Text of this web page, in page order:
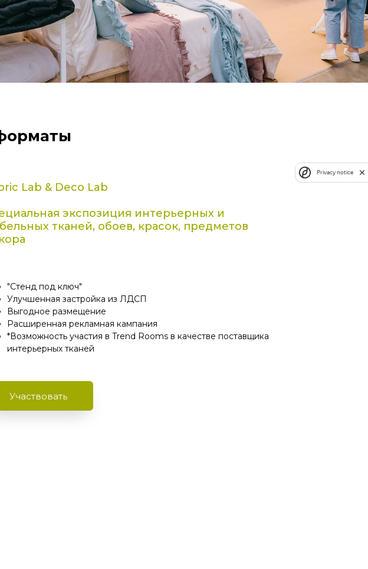
Lab & Deco Lab
экспозиция интерьерных и
тканей, обоев, красок, предметов
"Стенд под ключ"
Улучшенная застройка из ЛДСП
Выгодное размещение
Расширенная рекламная кампания
*Возможность участия в Trend Rooms в качестве поставщика
интерьерных тканей
Участвовать
Privacy notice